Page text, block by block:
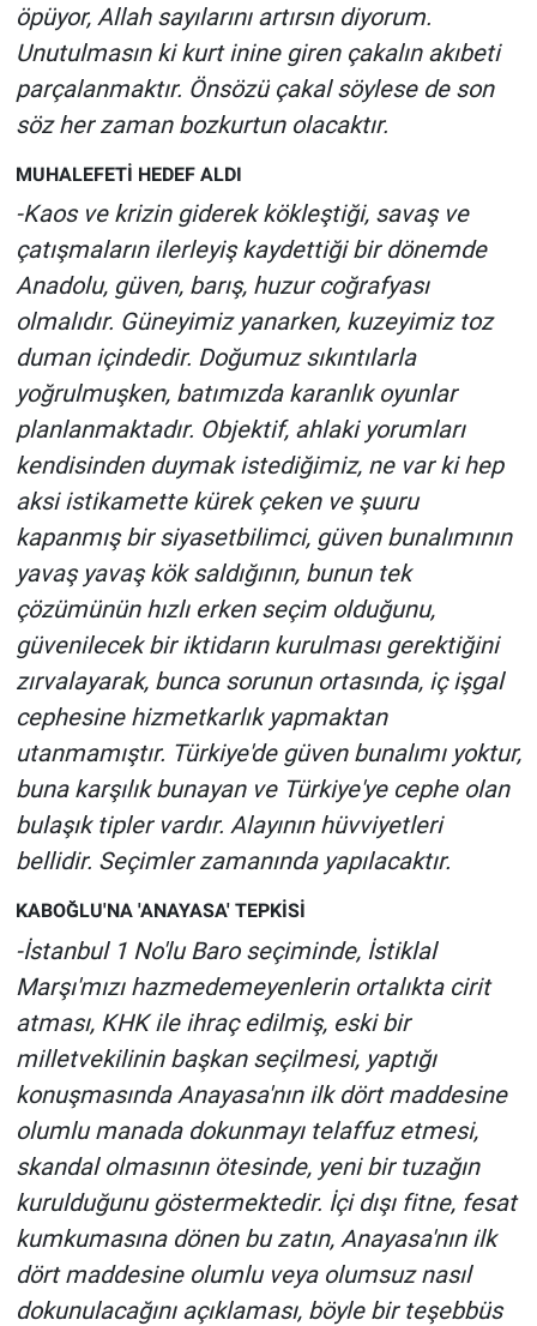
öpüyor, Allah sayılarını artırsın diyorum.
Unutulmasın ki kurt inine giren çakalın akıbeti
parçalanmaktır. Önsözü çakal söylese de son
söz her zaman bozkurtun olacaktır.
MUHALEFETİ HEDEF ALDI
-Kaos ve krizin giderek kökleştiği, savaş ve
çatışmaların ilerleyiş kaydettiği bir dönemde
Anadolu, güven, barış, huzur coğrafyası
olmalıdır. Güneyimiz yanarken, kuzeyimiz toz
duman içindedir. Doğumuz sıkıntılarla
yoğrulmuşken, batımızda karanlık oyunlar
planlanmaktadır. Objektif, ahlaki yorumları
kendisinden duymak istediğimiz, ne var ki hep
aksi istikamette kürek çeken ve şuuru
kapanmış bir siyasetbilimci, güven bunalımının
yavaş yavaş kök saldığının, bunun tek
çözümünün hızlı erken seçim olduğunu,
güvenilecek bir iktidarın kurulması gerektiğini
zırvalayarak, bunca sorunun ortasında, iç işgal
cephesine hizmetkarlık yapmaktan
utanmamıştır. Türkiye'de güven bunalımı yoktur,
buna karşılık bunayan ve Türkiye'ye cephe olan
bulaşık tipler vardır. Alayının hüvviyetleri
bellidir. Seçimler zamanında yapılacaktır.
KABOĞLU'NA 'ANAYASA' TEPKİSİ
-İstanbul 1 No'lu Baro seçiminde, İstiklal
Marşı'mızı hazmedemeyenlerin ortalıkta cirit
atması, KHK ile ihraç edilmiş, eski bir
milletvekilinin başkan seçilmesi, yaptığı
konuşmasında Anayasa'nın ilk dört maddesine
olumlu manada dokunmayı telaffuz etmesi,
skandal olmasının ötesinde, yeni bir tuzağın
kurulduğunu göstermektedir. İçi dışı fitne, fesat
kumkumasına dönen bu zatın, Anayasa'nın ilk
dört maddesine olumlu veya olumsuz nasıl
dokunulacağını açıklaması, böyle bir teşebbüs